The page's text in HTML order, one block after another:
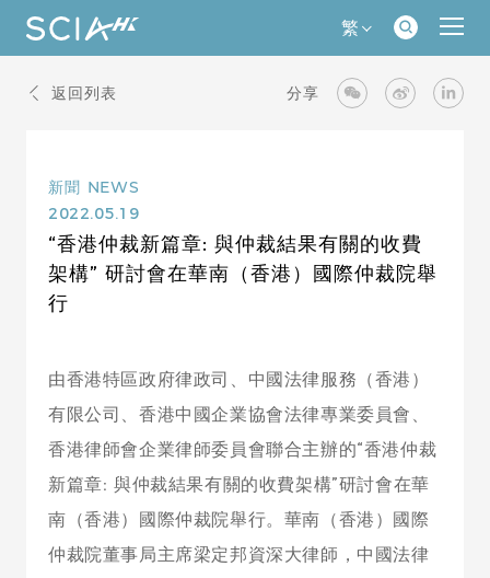
繁
返回列表 分享
新聞 NEWS
2022.05.19
“香港仲裁新篇章: 與仲裁結果有關的收費
架構” 研討會在華南（香港）國際仲裁院舉
行
由香港特區政府律政司、中國法律服務（香港）
有限公司、香港中國企業協會法律專業委員會、
香港律師會企業律師委員會聯合主辦的“香港仲裁
新篇章: 與仲裁結果有關的收費架構”研討會在華
南（香港）國際仲裁院舉行。華南（香港）國際
仲裁院董事局主席梁定邦資深大律師，中國法律